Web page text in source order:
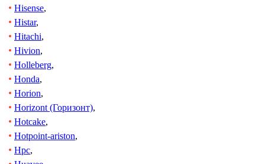
Hisense,
Histar,
Hitachi,
Hivion,
Holleberg,
Honda,
Horion,
Horizont (Горизонт),
Hotcake,
Hotpoint-ariston,
Hpc,